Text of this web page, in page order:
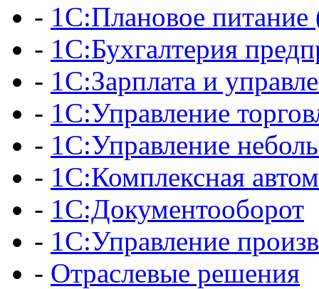
- 1С:Плановое
- 1С:Бухгалтерия
- 1С:Зарплата и
- 1С:Управление
- 1С:Управление
- 1С:Комплексная
- 1С:Документооборот
- 1С:Управление
- Отраслевые решения